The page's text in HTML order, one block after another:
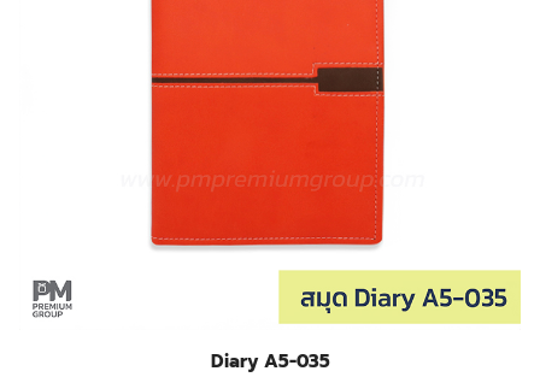
Diary A5-035